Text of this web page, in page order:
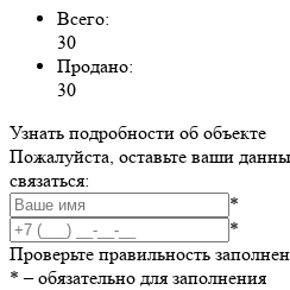
Всего:
30
Продано:
30
Узнать подробности об объекте
Пожалуйста, оставьте ваши
связаться:
*
*
Проверьте правильность
* – обязательно для заполнения